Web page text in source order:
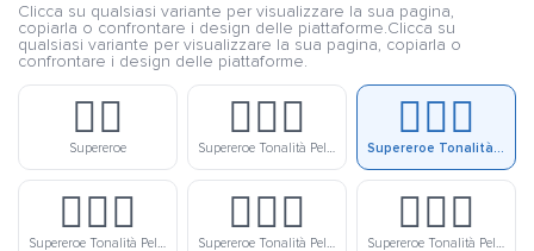
Clicca su qualsiasi variante per visualizzare la sua pagina,
copiarla o confrontare i design delle piattaforme.Clicca su
qualsiasi variante per visualizzare la sua pagina, copiarla o
confrontare i design delle piattaforme.
🦸‍♂️
Supereroe
🦸🏻‍♂️
Supereroe Tonalità Pelle Chiara
🦸🏼‍♂️
Supereroe Tonalità Pelle Medio-Chiara
🦸🏽‍♂️
Supereroe Tonalità Pelle Media
🦸🏾‍♂️
Supereroe Tonalità Pelle Medio-Scura
🦸🏿‍♂️
Supereroe Tonalità Pelle Scura